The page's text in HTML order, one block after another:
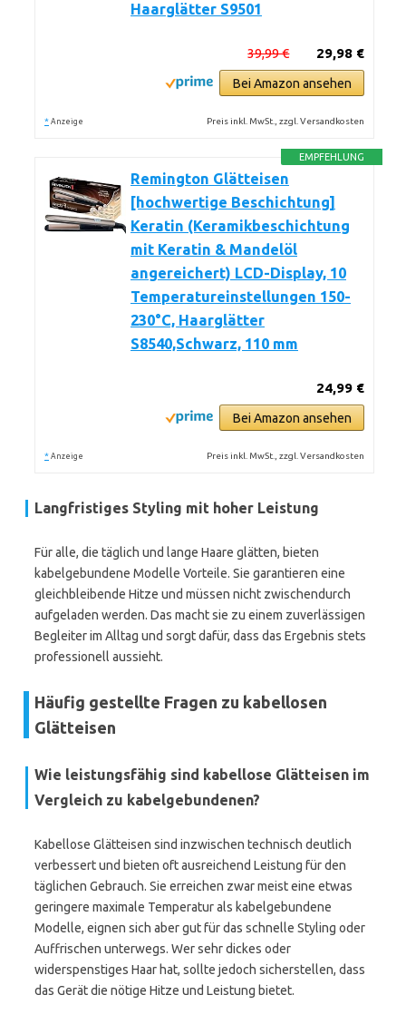
Haarglätter S9501
29,98 €
39,99 €
Bei Amazon ansehen
* Anzeige Preis inkl. MwSt., zzgl. Versandkosten
EMPFEHLUNG
Remington Glätteisen
[hochwertige Beschichtung]
Keratin (Keramikbeschichtung
mit Keratin & Mandelöl
angereichert) LCD-Display, 10
Temperatureinstellungen 150-
230°C, Haarglätter
S8540,Schwarz, 110 mm
24,99 €
Bei Amazon ansehen
* Anzeige Preis inkl. MwSt., zzgl. Versandkosten
Langfristiges Styling mit hoher Leistung
Für alle, die täglich und lange Haare glätten, bieten
kabelgebundene Modelle Vorteile. Sie garantieren eine
gleichbleibende Hitze und müssen nicht zwischendurch
aufgeladen werden. Das macht sie zu einem zuverlässigen
Begleiter im Alltag und sorgt dafür, dass das Ergebnis stets
professionell aussieht.
Häufig gestellte Fragen zu kabellosen
Glätteisen
Wie leistungsfähig sind kabellose Glätteisen im
Vergleich zu kabelgebundenen?
Kabellose Glätteisen sind inzwischen technisch deutlich
verbessert und bieten oft ausreichend Leistung für den
täglichen Gebrauch. Sie erreichen zwar meist eine etwas
geringere maximale Temperatur als kabelgebundene
Modelle, eignen sich aber gut für das schnelle Styling oder
Auffrischen unterwegs. Wer sehr dickes oder
widerspenstiges Haar hat, sollte jedoch sicherstellen, dass
das Gerät die nötige Hitze und Leistung bietet.